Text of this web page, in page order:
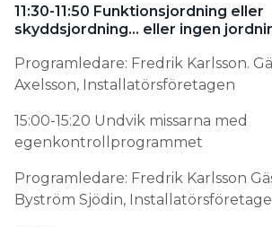
11:30-11:50 Funktionsjordning eller
skyddsjordning… eller ingen
Programledare: Fredrik Karlsson.
Axelsson, Installatörsföretagen
15:00-15:20 Undvik missarna med
egenkontrollprogrammet
Programledare: Fredrik Karlsson
Byström Sjödin,